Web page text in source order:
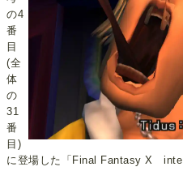
の4
番
目
(全
体
の
31
番
目)
に登場した「Final Fantasy X